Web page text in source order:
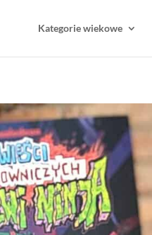
Kategorie wiekowe